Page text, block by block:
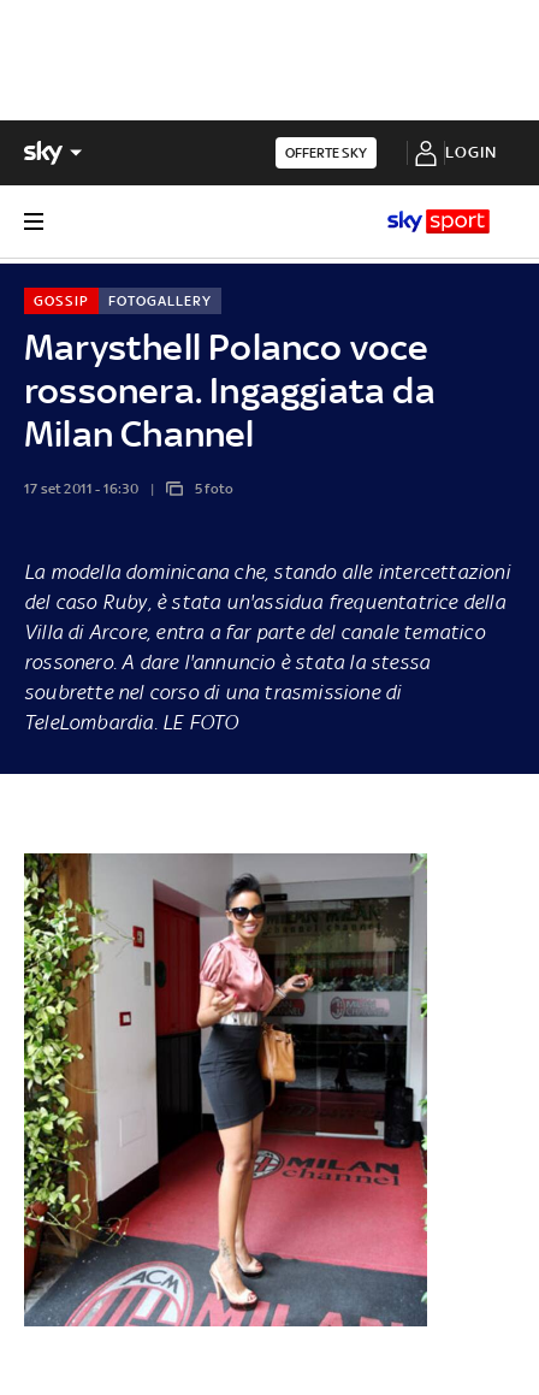
OFFERTE SKY LOGIN
Marysthell Polanco voce
rossonera. Ingaggiata da
Milan Channel
GOSSIP FOTOGALLERY
17 set 2011 - 16:30 5 foto
La modella dominicana che, stando alle intercettazioni
del caso Ruby, è stata un'assidua frequentatrice della
Villa di Arcore, entra a far parte del canale tematico
rossonero. A dare l'annuncio è stata la stessa
soubrette nel corso di una trasmissione di
TeleLombardia. LE FOTO